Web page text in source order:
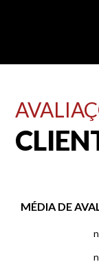
MÉDIA DE